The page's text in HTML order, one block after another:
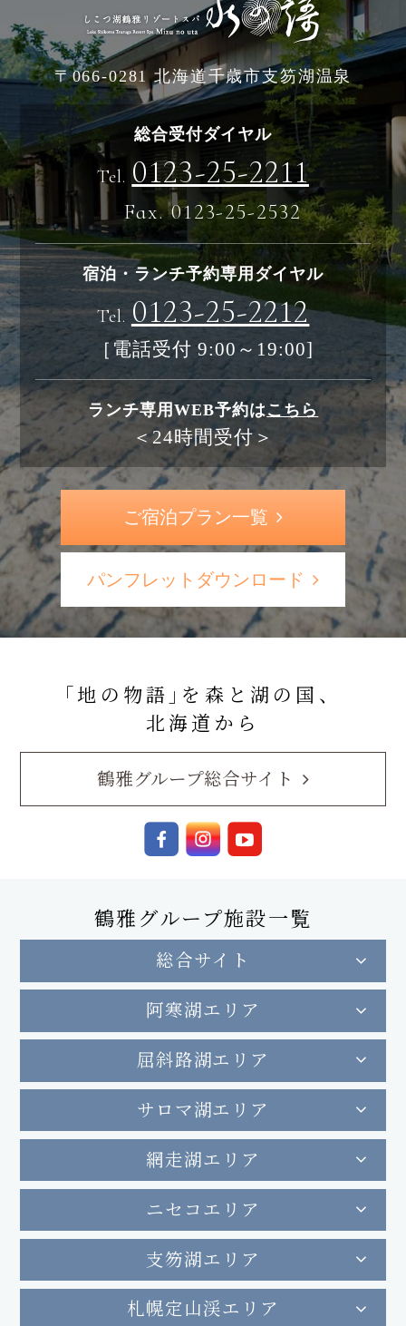
〒066-0281 北海道千歳市支笏湖温泉
総合受付ダイヤル
Tel. 0123-25-2211
Fax. 0123-25-2532
宿泊・ランチ予約専用ダイヤル
Tel. 0123-25-2212
［電話受付 9:00～19:00]
ランチ専用WEB予約は こちら
＜24時間受付＞
ご宿泊プラン一覧
パンフレットダウンロード
｢地の物語｣を森と湖の国、
北海道から
鶴雅グループ総合サイト
鶴雅グループ施設一覧
総合サイト
阿寒湖エリア
屈斜路湖エリア
サロマ湖エリア
網走湖エリア
ニセコエリア
支笏湖エリア
札幌定山渓エリア